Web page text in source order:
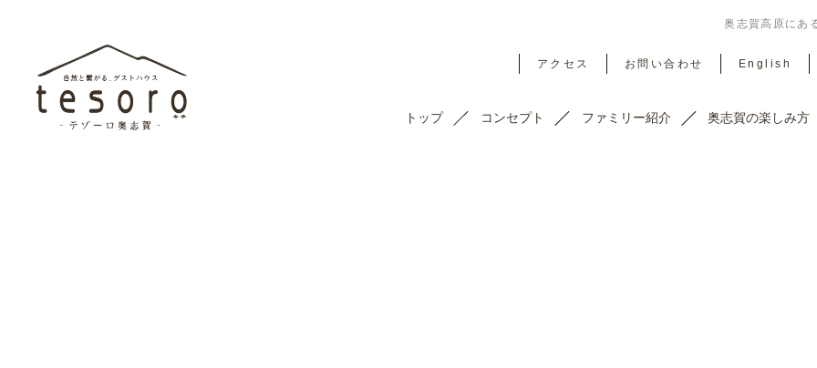
奥志賀高原にあ
アクセス お問い合わせ English
トップ コンセプト ファミリー紹介 奥志賀の楽しみ方